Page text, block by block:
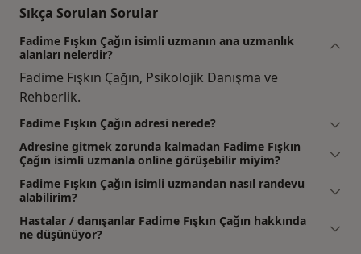
Sıkça Sorulan Sorular
Fadime Fışkın Çağın isimli uzmanın ana uzmanlık
alanları nelerdir?
Fadime Fışkın Çağın, Psikolojik Danışma ve
Rehberlik.
Fadime Fışkın Çağın adresi nerede?
Adresine gitmek zorunda kalmadan Fadime Fışkın
Çağın isimli uzmanla online görüşebilir miyim?
Fadime Fışkın Çağın isimli uzmandan nasıl randevu
alabilirim?
Hastalar / danışanlar Fadime Fışkın Çağın hakkında
ne düşünüyor?